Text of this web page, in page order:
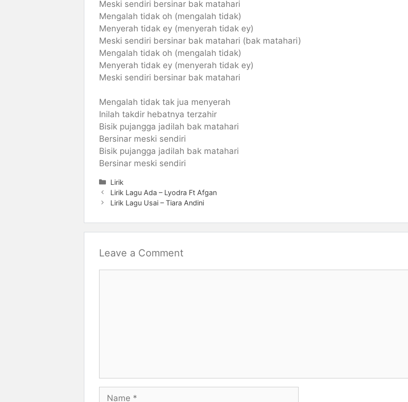
Meski sendiri bersinar bak matahari
Mengalah tidak oh (mengalah tidak)
Menyerah tidak ey (menyerah tidak ey)
Meski sendiri bersinar bak matahari (bak matahari)
Mengalah tidak oh (mengalah tidak)
Menyerah tidak ey (menyerah tidak ey)
Meski sendiri bersinar bak matahari
Mengalah tidak tak jua menyerah
Inilah takdir hebatnya terzahir
Bisik pujangga jadilah bak matahari
Bersinar meski sendiri
Bisik pujangga jadilah bak matahari
Bersinar meski sendiri
Categories
Lirik
Lirik Lagu Ada – Lyodra Ft Afgan
Lirik Lagu Usai – Tiara Andini
Leave a Comment